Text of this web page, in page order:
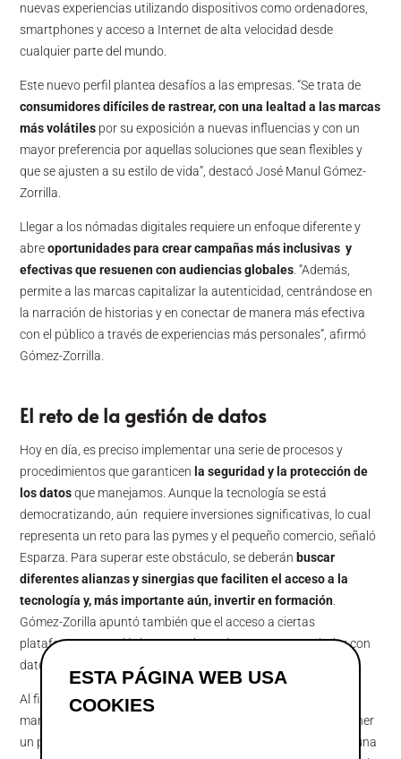
ESTA PÁGINA WEB USA
COOKIES
nuevas experiencias utilizando dispositivos como ordenadores,
smartphones y acceso a Internet de alta velocidad desde
cualquier parte del mundo.
Este nuevo perfil plantea desafíos a las empresas. “Se trata de
consumidores difíciles de rastrear, con una lealtad a las marcas
más volátiles por su exposición a nuevas influencias y con un
mayor preferencia por aquellas soluciones que sean flexibles y
que se ajusten a su estilo de vida”, destacó José Manul Gómez-
Zorrilla.
Llegar a los nómadas digitales requiere un enfoque diferente y
abreoportunidades para crear campañas más inclusivas y
efectivas que resuenen con audiencias globales . “Además,
permite a las marcas capitalizar la autenticidad, centrándose en
la narración de historias y en conectar de manera más efectiva
con el público a través de experiencias más personales”, afirmó
Gómez-Zorrilla.
El reto de la gestión de datos
Hoy en día, es preciso implementar una serie de procesos y
procedimientos que garanticen la seguridad y la protección de
los datosque manejamos. Aunque la tecnología se está
democratizando, aún requiere inversiones significativas, lo cual
representa un reto para las pymes y el pequeño comercio, señaló
Esparza. Para superar este obstáculo, se deberán buscar
diferentes alianzas y sinergias que faciliten el acceso a la
tecnología y, más importante aún, invertir en formación
Gómez-Zorilla apuntó también que el acceso a ciertas
plataformas tecnológicas permiten a las empresas trabajar con
datos de terceros y conectar todas las fuentes de datos.
Al finalizar la sesión, los participantes coincidieron en que el
marketing es un motor de crecimiento, sin olvidar que debe tener
un propósito claro. Destacaron la importancia de trabajar en una